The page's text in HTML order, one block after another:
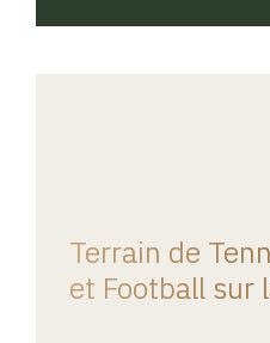
Terrain de
et Football sur